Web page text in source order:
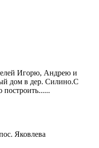
Игорю, Андрею и
дом в дер. Силино.С
построить......
Яковлева